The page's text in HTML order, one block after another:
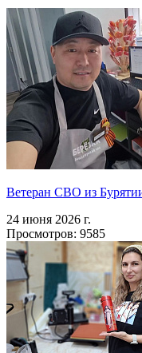
Ветеран СВО из
24 июня 2026 г.
Просмотров: 9585